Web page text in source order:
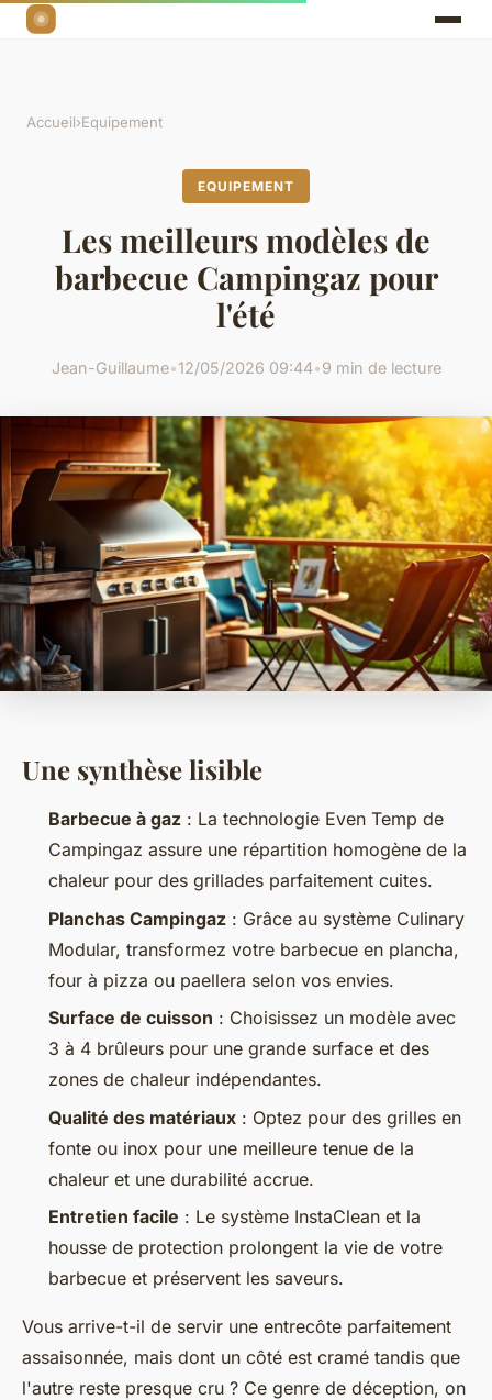
Accueil›Equipement
EQUIPEMENT
Les meilleurs modèles de
barbecue Campingaz pour
l'été
Jean-Guillaume•12/05/2026 09:44•9 min de lecture
Une synthèse lisible
Barbecue à gaz : La technologie Even Temp de
Campingaz assure une répartition homogène de la
chaleur pour des grillades parfaitement cuites.
Planchas Campingaz : Grâce au système Culinary
Modular, transformez votre barbecue en plancha,
four à pizza ou paellera selon vos envies.
Surface de cuisson : Choisissez un modèle avec
3 à 4 brûleurs pour une grande surface et des
zones de chaleur indépendantes.
Qualité des matériaux : Optez pour des grilles en
fonte ou inox pour une meilleure tenue de la
chaleur et une durabilité accrue.
Entretien facile : Le système InstaClean et la
housse de protection prolongent la vie de votre
barbecue et préservent les saveurs.
Vous arrive-t-il de servir une entrecôte parfaitement
assaisonnée, mais dont un côté est cramé tandis que
l'autre reste presque cru ? Ce genre de déception, on